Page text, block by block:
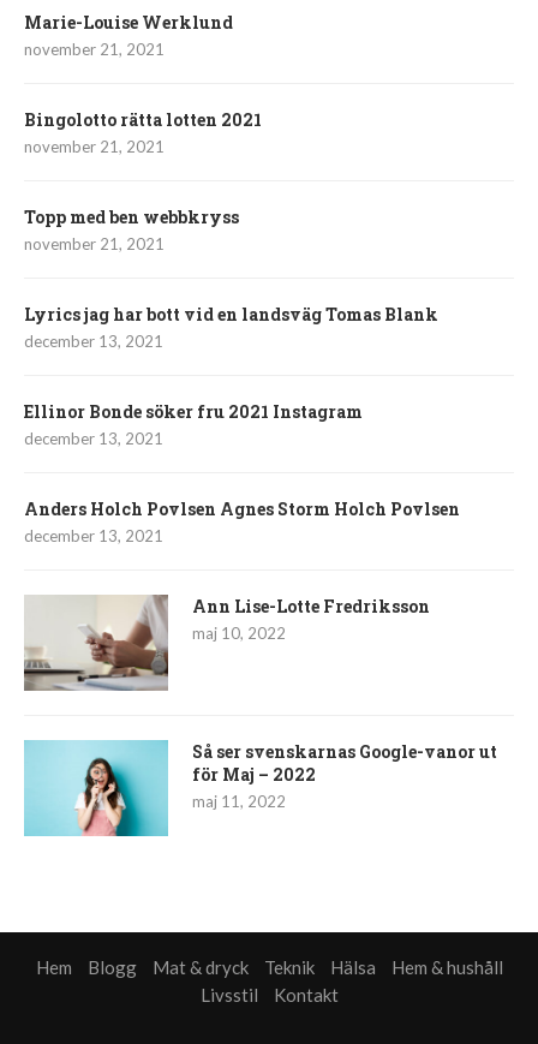
Marie-Louise Werklund
november 21, 2021
Bingolotto rätta lotten 2021
november 21, 2021
Topp med ben webbkryss
november 21, 2021
Lyrics jag har bott vid en landsväg Tomas Blank
december 13, 2021
Ellinor Bonde söker fru 2021 Instagram
december 13, 2021
Anders Holch Povlsen Agnes Storm Holch Povlsen
december 13, 2021
Ann Lise-Lotte Fredriksson
maj 10, 2022
Så ser svenskarnas Google-vanor ut
för Maj – 2022
maj 11, 2022
Hem Blogg Mat & dryck Teknik Hälsa
Hem & hushåll
Livsstil
Kontakt